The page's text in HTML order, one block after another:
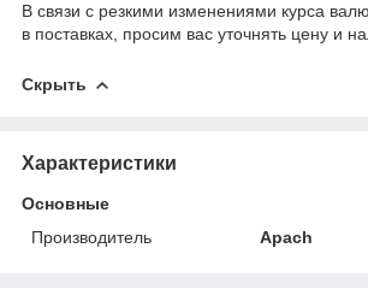
В связи с резкими изменениями курса
в поставках, просим вас уточнять цену и
Скрыть
Характеристики
Основные
Производитель
Apach